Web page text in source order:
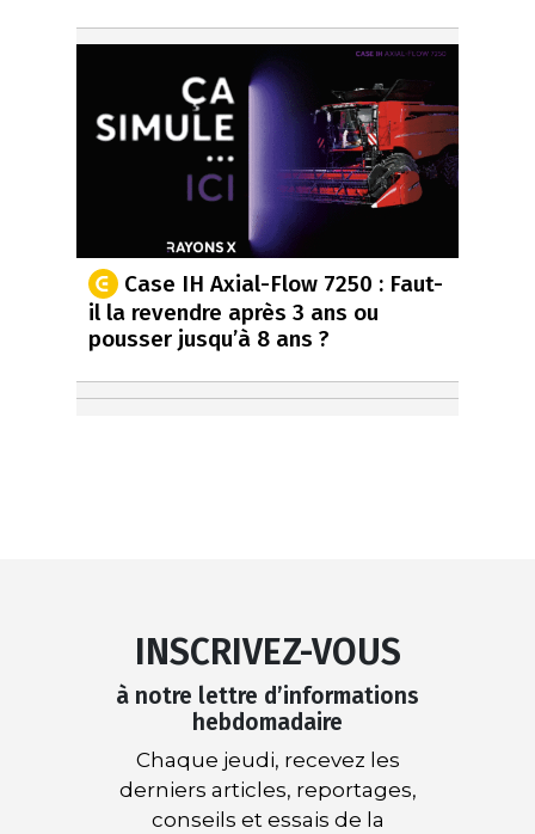
Case IH Axial-Flow 7250 : Faut-
il la revendre après 3 ans ou
pousser jusqu’à 8 ans ?
INSCRIVEZ-VOUS
à notre lettre d’informations
hebdomadaire
Chaque jeudi, recevez les
derniers articles, reportages,
conseils et essais de la